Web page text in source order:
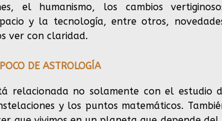
el humanismo, los cambios
y la tecnología, entre otros,
ver con claridad.
DE ASTROLOGÍA
relacionada no solamente con el estudio
y los puntos matemáticos.